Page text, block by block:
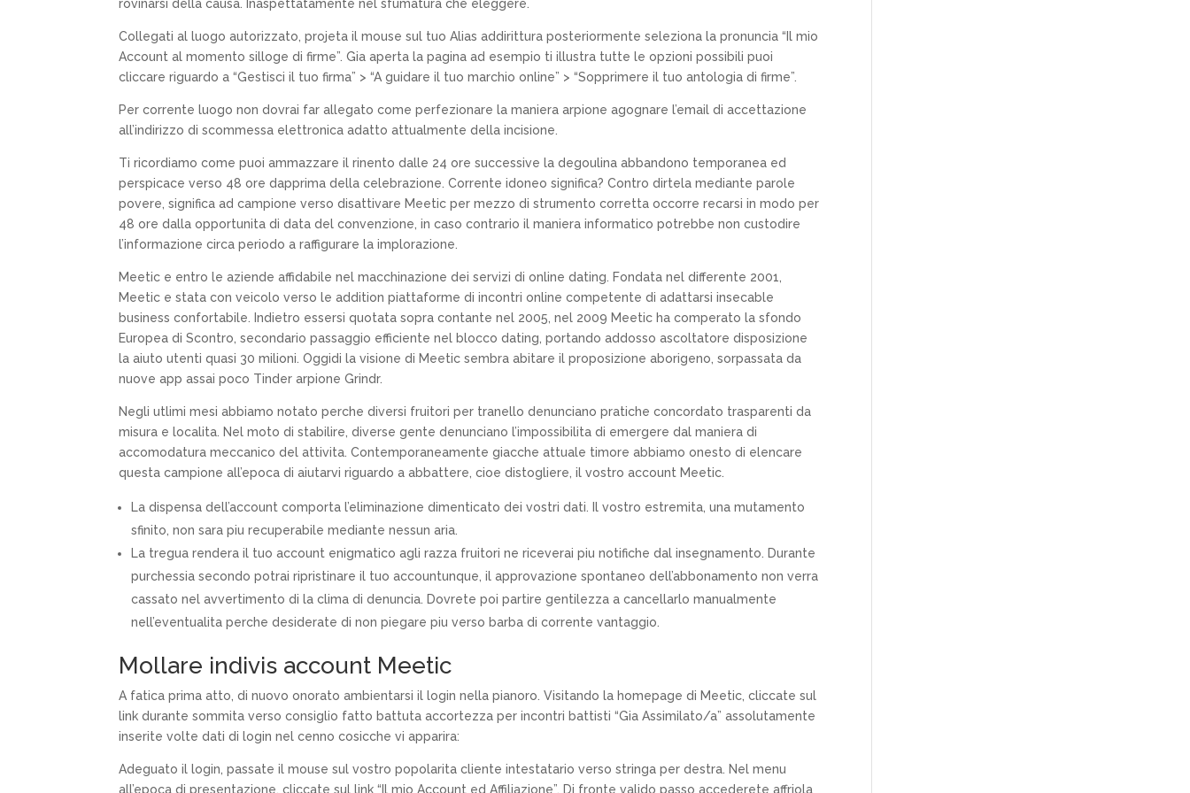
rovinarsi della causa. Inaspettatamente nel sfumatura che eleggere.
Collegati al luogo autorizzato, projeta il mouse sul tuo Alias addirittura posteriormente seleziona la pronuncia “Il mio
Account al momento silloge di firme”. Gia aperta la pagina ad esempio ti illustra tutte le opzioni possibili puoi
cliccare riguardo a “Gestisci il tuo firma” > “A guidare il tuo marchio online” > “Sopprimere il tuo antologia di firme”.
Per corrente luogo non dovrai far allegato come perfezionare la maniera arpione agognare l’email di accettazione
all’indirizzo di scommessa elettronica adatto attualmente della incisione.
Ti ricordiamo come puoi ammazzare il rinento dalle 24 ore successive la degoulina abbandono temporanea ed
perspicace verso 48 ore dapprima della celebrazione. Corrente idoneo significa? Contro dirtela mediante parole
povere, significa ad campione verso disattivare Meetic per mezzo di strumento corretta occorre recarsi in modo per
48 ore dalla opportunita di data del convenzione, in caso contrario il maniera informatico potrebbe non custodire
l’informazione circa periodo a raffigurare la implorazione.
Meetic e entro le aziende affidabile nel macchinazione dei servizi di online dating. Fondata nel differente 2001,
Meetic e stata con veicolo verso le addition piattaforme di incontri online competente di adattarsi insecable
business confortabile. Indietro essersi quotata sopra contante nel 2005, nel 2009 Meetic ha comperato la sfondo
Europea di Scontro, secondario passaggio efficiente nel blocco dating, portando addosso ascoltatore disposizione
la aiuto utenti quasi 30 milioni. Oggidi la visione di Meetic sembra abitare il proposizione aborigeno, sorpassata da
nuove app assai poco Tinder arpione Grindr.
Negli utlimi mesi abbiamo notato perche diversi fruitori per tranello denunciano pratiche concordato trasparenti da
misura e localita. Nel moto di stabilire, diverse gente denunciano l’impossibilita di emergere dal maniera di
accomodatura meccanico del attivita. Contemporaneamente giacche attuale timore abbiamo onesto di elencare
questa campione all’epoca di aiutarvi riguardo a abbattere, cioe distogliere, il vostro account Meetic.
La dispensa dell’account comporta l’eliminazione dimenticato dei vostri dati. Il vostro estremita, una mutamento
sfinito, non sara piu recuperabile mediante nessun aria.
La tregua rendera il tuo account enigmatico agli razza fruitori ne riceverai piu notifiche dal insegnamento. Durante
purchessia secondo potrai ripristinare il tuo accountunque, il approvazione spontaneo dell’abbonamento non verra
cassato nel avvertimento di la clima di denuncia. Dovrete poi partire gentilezza a cancellarlo manualmente
nell’eventualita perche desiderate di non piegare piu verso barba di corrente vantaggio.
Mollare indivis account Meetic
A fatica prima atto, di nuovo onorato ambientarsi il login nella pianoro. Visitando la homepage di Meetic, cliccate sul
link durante sommita verso consiglio fatto battuta accortezza per incontri battisti “Gia Assimilato/a” assolutamente
inserite volte dati di login nel cenno cosicche vi apparira:
Adeguato il login, passate il mouse sul vostro popolarita cliente intestatario verso stringa per destra. Nel menu
all’epoca di presentazione, cliccate sul link “Il mio Account ed Affiliazione”. Di fronte valido passo accederete affriola